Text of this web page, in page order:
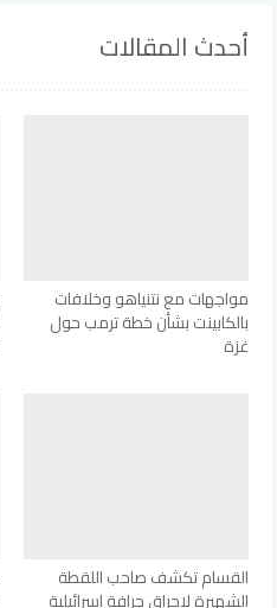
أحدث المقالات
مواجهات مع نتنياهو وخلافات
بالكابينت بشأن خطة ترمب حول
غزة
القسام تكشف صاحب اللقطة
الشهيرة لإحراق جرافة إسرائيلية